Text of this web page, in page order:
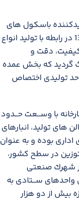
باسكول های
جاده ای در ايران فعاليت خود را از سال 1337 در رابطه با توليد انواع
دقت و
گرديد كه بخش عمده
65 سال به اين واحد توليدی اختصاص
با وســعت حــدود
متر مربع سالن های توليد، انبارهای
بوده و به عنوان
در سطح کشور،
شهرك صنعتی
واحدهای ســتادی به
بيش از دو هزار